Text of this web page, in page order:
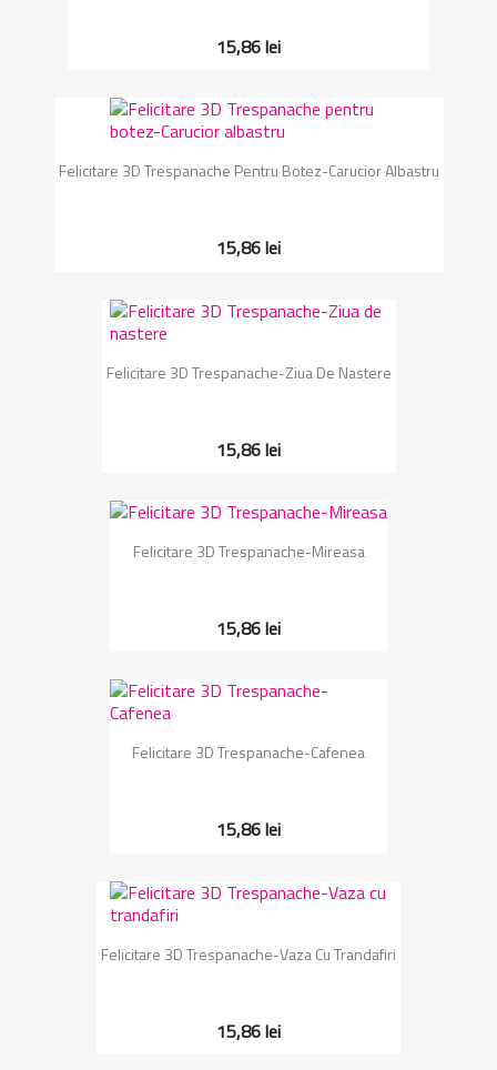
15,86 lei
Felicitare 3D Trespanache Pentru Botez-Carucior Albastru
15,86 lei
Felicitare 3D Trespanache-Ziua De Nastere
15,86 lei
Felicitare 3D Trespanache-Mireasa
15,86 lei
Felicitare 3D Trespanache-Cafenea
15,86 lei
Felicitare 3D Trespanache-Vaza Cu Trandafiri
15,86 lei